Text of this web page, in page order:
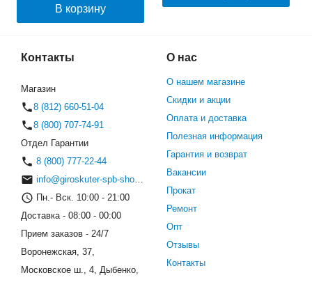
В корзину
Контакты
Магазин
8 (812) 660-51-04
8 (800) 707-74-91
Отдел Гарантии
8 (800) 777-22-44
info@giroskuter-spb-shop.ru
Пн.- Вск. 10:00 - 21:00
Доставка - 08:00 - 00:00
Прием заказов - 24/7
Воронежская, 37,
Московское ш., 4, Дыбенко,
О нас
О нашем магазине
Скидки и акции
Оплата и доставка
Полезная информация
Гарантия и возврат
Вакансии
Прокат
Ремонт
Опт
Отзывы
Контакты